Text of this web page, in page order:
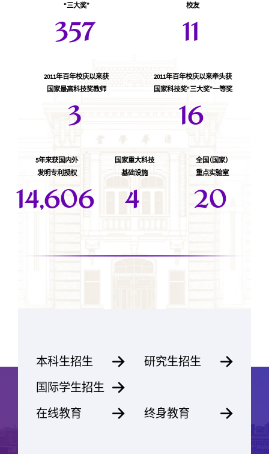
“三大奖”
357
校友
11
2011年百年校庆以来获
国家最高科技奖教师
3
2011年百年校庆以来牵头获
国家科技奖“三大奖”一等奖
16
5年来获国内外
发明专利授权
14,606
国家重大科技
基础设施
4
全国（国家）
重点实验室
20
本科生招生  研究生招生 
国际学生招生 
在线教育  终身教育 